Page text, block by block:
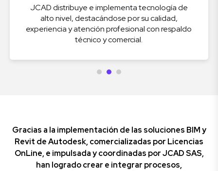
JCAD distribuye e implementa tecnología de
alto nivel, destacándose por su calidad,
experiencia y atención profesional con respaldo
técnico y comercial.
Gracias a la implementación de las soluciones BIM y
Revit de Autodesk, comercializadas por Licencias
OnLine, e impulsada y coordinadas por JCAD SAS,
han logrado crear e integrar procesos,